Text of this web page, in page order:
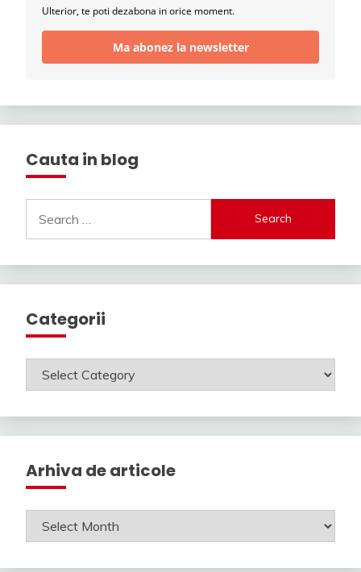
Ulterior, te poti dezabona in orice moment.
Ma abonez la newsletter
Cauta in blog
for:
Categorii
Categorii
Arhiva de articole
Arhiva